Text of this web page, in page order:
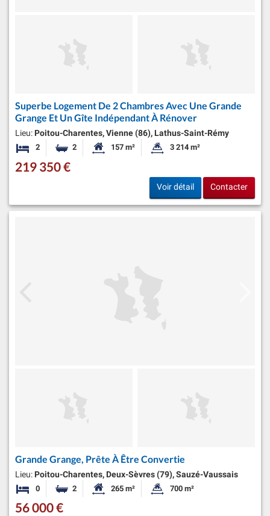
Superbe Logement De 2 Chambres Avec Une Grande
Grange Et Un Gîte Indépendant À Rénover
Lieu: Poitou-Charentes, Vienne (86), Lathus-Saint-Rémy
2 Chambres
2 Salles de bainsSurface habitable:
157 m² Superficie du terrain:
3 214 m²
219 350 €
Voir détail Contacter
Grande Grange, Prête À Être Convertie
Lieu: Poitou-Charentes, Deux-Sèvres (79), Sauzé-Vaussais
0 Chambres
2 Salles de bainsSurface habitable:
265 m² Superficie du terrain:
700 m²
56 000 €